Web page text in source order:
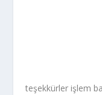
teşekkürler işlem